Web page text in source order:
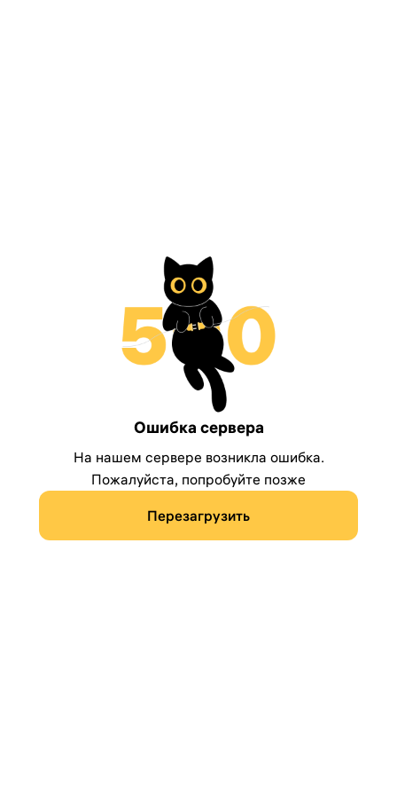
Ошибка сервера
На нашем сервере возникла ошибка.
Пожалуйста, попробуйте позже
Перезагрузить